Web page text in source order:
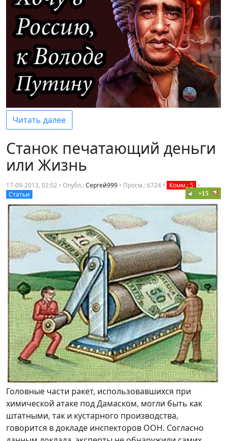
Читать далее
Станок печатающий деньги
или Жизнь
17-09-2013, 02:02 • Опубл.:Сергей999 • Просм.: 6724 • Комм.: 5 •
Статьи
+15
Головные части ракет, использовавшихся при
химической атаке под Дамаском, могли быть как
штатными, так и кустарного производства,
говорится в докладе инспекторов ООН. Согласно